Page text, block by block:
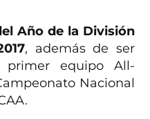
Año de la División
, además de ser
primer equipo All-
Nacional